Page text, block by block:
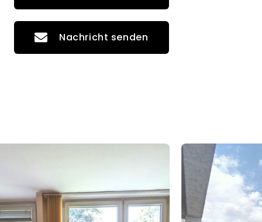
Nachricht senden